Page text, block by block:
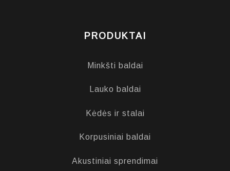
PRODUKTAI
Minkšti baldai
Lauko baldai
Kėdės ir stalai
Korpusiniai baldai
Akustiniai sprendimai